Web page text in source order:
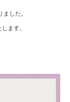
した。
ます。